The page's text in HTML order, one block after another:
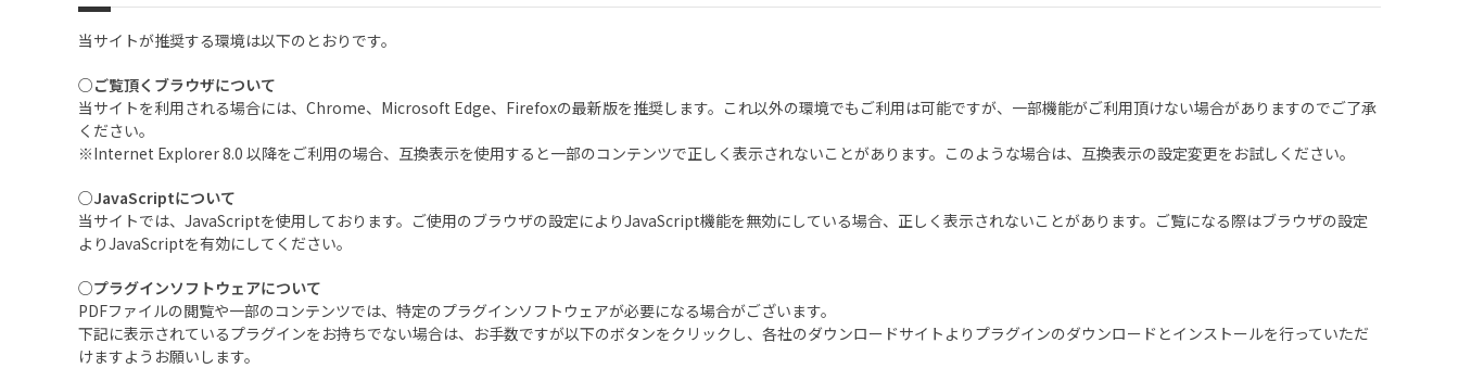
当サイトが推奨する環境は以下のとおりです。
○ご覧頂くブラウザについて
当サイトを利用される場合には、Chrome、Microsoft Edge、Firefoxの最新版を推奨します。これ以外の環境でもご利用は可能ですが、一部機能がご利用頂けない場合がありますのでご了承
ください。
※Internet Explorer 8.0 以降をご利用の場合、互換表示を使用すると一部のコンテンツで正しく表示されないことがあります。このような場合は、互換表示の設定変更をお試しください。
○JavaScriptについて
当サイトでは、JavaScriptを使用しております。ご使用のブラウザの設定によりJavaScript機能を無効にしている場合、正しく表示されないことがあります。ご覧になる際はブラウザの設定
よりJavaScriptを有効にしてください。
○プラグインソフトウェアについて
PDFファイルの閲覧や一部のコンテンツでは、特定のプラグインソフトウェアが必要になる場合がございます。
下記に表示されているプラグインをお持ちでない場合は、お手数ですが以下のボタンをクリックし、各社のダウンロードサイトよりプラグインのダウンロードとインストールを行っていただ
けますようお願いします。